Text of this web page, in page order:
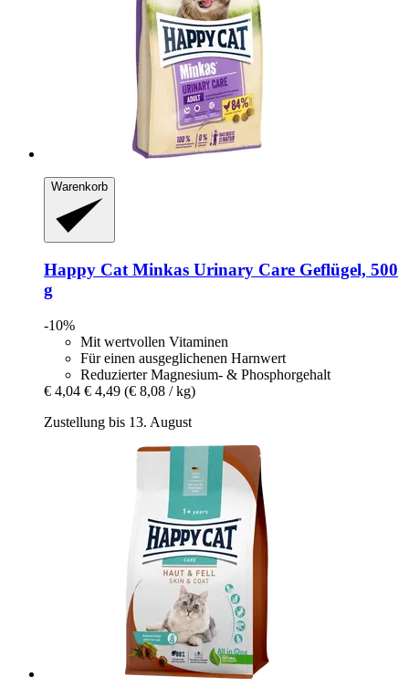
Warenkorb
Happy Cat Minkas Urinary Care Geflügel, 500
g
-10%
Mit wertvollen Vitaminen
Für einen ausgeglichenen Harnwert
Reduzierter Magnesium- & Phosphorgehalt
€ 4,04 € 4,49 (€ 8,08 / kg)
Zustellung bis 13. August